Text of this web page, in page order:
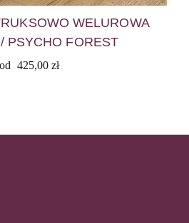
WELUROWA
PSYCHO FOREST
od 425,00 zł